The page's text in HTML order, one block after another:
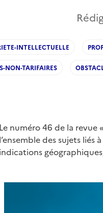
INTELLECTUELLE
NON-TARIFAIRES
Le numéro 46 de la
l’ensemble des sujets
indications